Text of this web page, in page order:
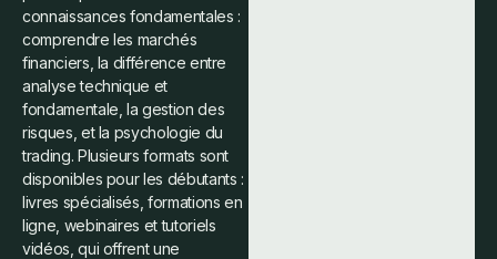
connaissances fondamentales :
comprendre les marchés
financiers, la différence entre
analyse technique et
fondamentale, la gestion des
risques, et la psychologie du
trading. Plusieurs formats sont
disponibles pour les débutants :
livres spécialisés, formations en
ligne, webinaires et tutoriels
vidéos, qui offrent une